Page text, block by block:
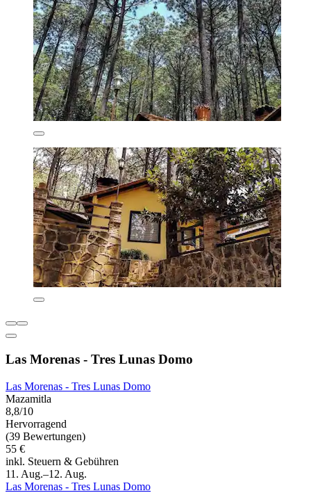
Las Morenas - Tres Lunas Domo
Las Morenas - Tres Lunas Domo
Mazamitla
8,8/10
Hervorragend
(39 Bewertungen)
55 €
inkl. Steuern & Gebühren
11. Aug.–12. Aug.
Las Morenas - Tres Lunas Domo